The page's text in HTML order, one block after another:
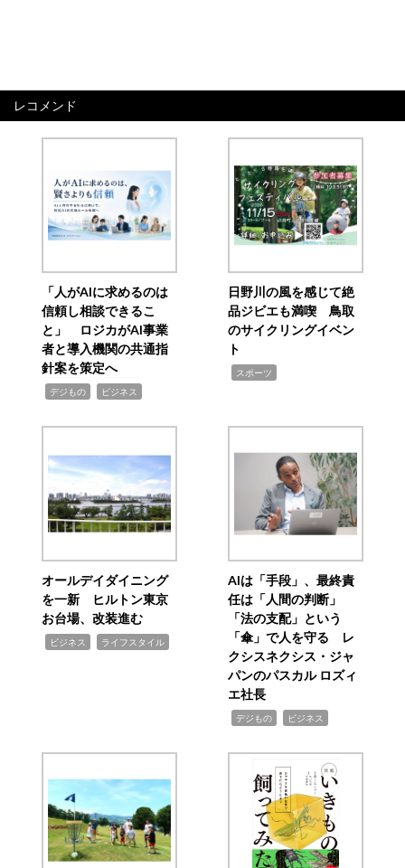
レコメンド
「人がAIに求めるのは
信頼し相談できるこ
と」 ロジカがAI事業
者と導入機関の共通指
針案を策定へ
デジもの ビジネス
日野川の風を感じて絶
品ジビエも満喫 鳥取
のサイクリングイベン
ト
スポーツ
オールデイダイニング
を一新 ヒルトン東京
お台場、改装進む
ビジネス ライフスタイル
AIは「手段」、最終責
任は「人間の判断」
「法の支配」という
「傘」で人を守る レ
クシスネクシス・ジャ
パンのパスカル ロズィ
エ社長
デジもの ビジネス